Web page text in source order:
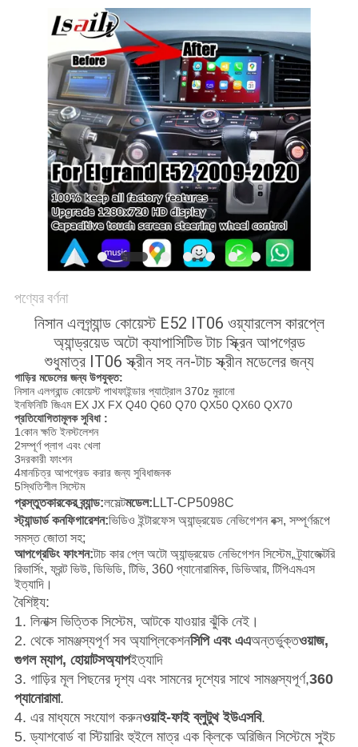
PRIVACY
POLICY
পণ্যের বর্ণনা
নিসান এলগ্র্যান্ড কোয়েস্ট E52 IT06 ওয়্যারলেস কারপ্লে
অ্যান্ড্রয়েড অটো ক্যাপাসিটিভ টাচ স্ক্রিন আপগ্রেড
শুধুমাত্র IT06 স্ক্রীন সহ নন-টাচ স্ক্রীন মডেলের জন্য
গাড়ির মডেলের জন্য উপযুক্ত:
নিসান এলগ্রান্ড কোয়েস্ট পাথফাইন্ডার প্যাট্রোল 370z মুরানো
ইনফিনিটি জিএম EX JX FX Q40 Q60 Q70 QX50 QX60 QX70
প্রতিযোগিতামূলক সুবিধা :
1কোন ক্ষতি ইনস্টলেশন
2সম্পূর্ণ প্লাগ এবং খেলা
3দরকারী ফাংশন
4মানচিত্র আপগ্রেড করার জন্য সুবিধাজনক
5স্থিতিশীল সিস্টেম
প্রস্তুতকারকের ব্র্যান্ড:লসেল্টমডেল:LLT-CP5098C
স্ট্যান্ডার্ড কনফিগারেশন:ভিডিও ইন্টারফেস অ্যান্ড্রয়েড নেভিগেশন বক্স, সম্পূর্ণরূপে
সমস্ত জোতা সহ;
আপগ্রেডিং ফাংশন:টাচ কার প্লে অটো অ্যান্ড্রয়েড নেভিগেশন সিস্টেম, ট্র্যাজেক্টরি
রিভার্সিং, ফ্রন্ট ভিউ, ডিভিডি, টিভি, 360 প্যানোরামিক, ডিভিআর, টিপিএমএস
ইত্যাদি।
বৈশিষ্ট্য:
1. লিনাক্স ভিত্তিক সিস্টেম, আটকে যাওয়ার ঝুঁকি নেই।
2. থেকে সামঞ্জস্যপূর্ণ সব অ্যাপ্লিকেশনসিপি এবং এএঅন্তর্ভুক্তওয়াজ,
গুগল ম্যাপ, হোয়াটসঅ্যাপইত্যাদি
3. গাড়ির মূল পিছনের দৃশ্য এবং সামনের দৃশ্যের সাথে সামঞ্জস্যপূর্ণ,360
প্যানোরামা.
4. এর মাধ্যমে সংযোগ করুনওয়াই-ফাই ব্লুটুথ ইউএসবি.
5. ড্যাশবোর্ড বা স্টিয়ারিং হুইলে মাত্র এক ক্লিকে অরিজিন সিস্টেমে সুইচ